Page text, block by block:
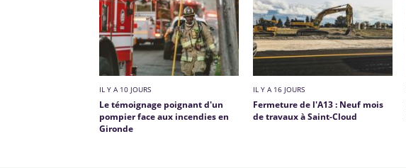
IL Y A 10 JOURS
Le témoignage poignant d'un
pompier face aux incendies en
Gironde
IL Y A 16 JOURS
Fermeture de l'A13 : Neuf mois
de travaux à Saint-Cloud